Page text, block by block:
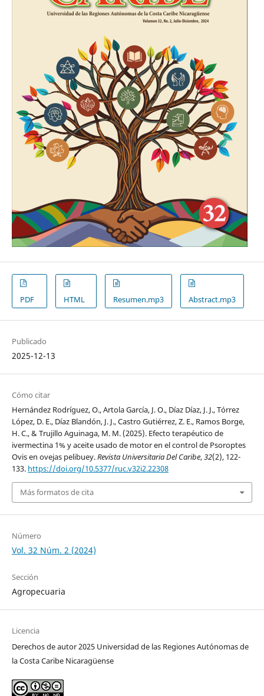
PDF HTML Resumen.mp3 Abstract.mp3
Publicado
2025-12-13
Cómo citar
Hernández Rodríguez, O., Artola García, J. O., Díaz Díaz, J. J., Tórrez
López, D. E., Díaz Blandón, J. J., Castro Gutiérrez, Z. E., Ramos Borge,
H. C., & Trujillo Aguinaga, M. M. (2025). Efecto terapéutico de
ivermectina 1% y aceite usado de motor en el control de Psoroptes
Ovis en ovejas pelibuey.Revista Universitaria Del Caribe,32(2), 122-
133. https://doi.org/10.5377/ruc.v32i2.22308
Más formatos de cita
Número
Vol. 32 Núm. 2 (2024)
Sección
Agropecuaria
Licencia
Derechos de autor 2025 Universidad de las Regiones Autónomas de
la Costa Caribe Nicaragüense